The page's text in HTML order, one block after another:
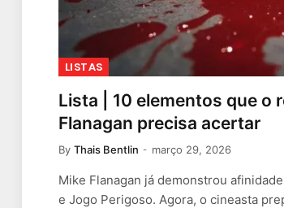
LISTAS
Lista | 10 elementos que o
Flanagan precisa acertar
By Thais Bentlin março 29, 2026
Mike Flanagan já demonstrou
e Jogo Perigoso. Agora, o cineasta